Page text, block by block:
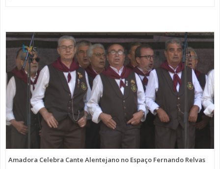
Amadora Celebra Cante Alentejano no Espaço Fernando Relvas